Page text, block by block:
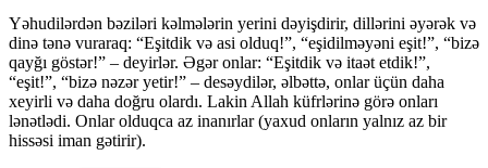
Yəhudilərdən bəziləri kəlmələrin yerini dəyişdirir, dillərini əyərək və
dinə tənə vuraraq: “Eşitdik və asi olduq!”, “eşidilməyəni eşit!”, “bizə
qayğı göstər!” – deyirlər. Əgər onlar: “Eşitdik və itaət etdik!”,
“eşit!”, “bizə nəzər yetir!” – desəydilər, əlbəttə, onlar üçün daha
xeyirli və daha doğru olardı. Lakin Allah küfrlərinə görə onları
lənətlədi. Onlar olduqca az inanırlar (yaxud onların yalnız az bir
hissəsi iman gətirir).